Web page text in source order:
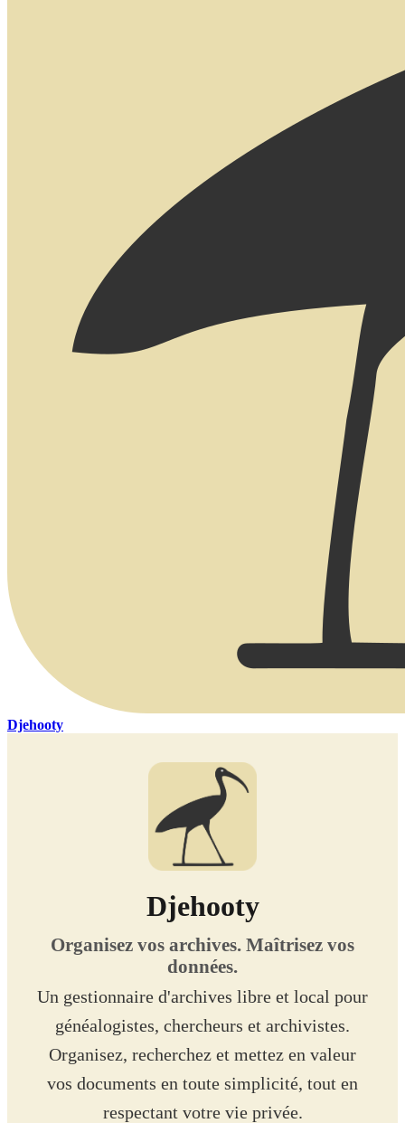
Djehooty
Djehooty
Organisez vos archives. Maîtrisez vos
données.
Un gestionnaire d'archives libre et local pour
généalogistes, chercheurs et archivistes.
Organisez, recherchez et mettez en valeur
vos documents en toute simplicité, tout en
respectant votre vie privée.